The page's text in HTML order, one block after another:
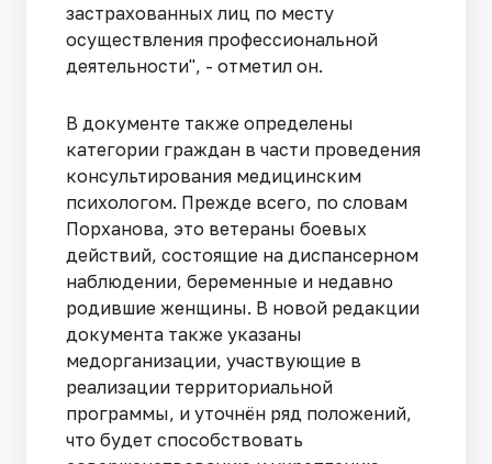
застрахованных лиц по месту
осуществления профессиональной
деятельности", - отметил он.
В документе также определены
категории граждан в части проведения
консультирования медицинским
психологом. Прежде всего, по словам
Порханова, это ветераны боевых
действий, состоящие на диспансерном
наблюдении, беременные и недавно
родившие женщины. В новой редакции
документа также указаны
медорганизации, участвующие в
реализации территориальной
программы, и уточнён ряд положений,
что будет способствовать